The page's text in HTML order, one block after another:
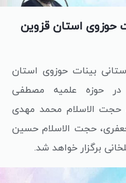
استان قزوین
بینات حوزوی استان
علمیه مصطفی
الاسلام محمد مهدی
حجت الاسلام حسین
برگزار خواهد شد.